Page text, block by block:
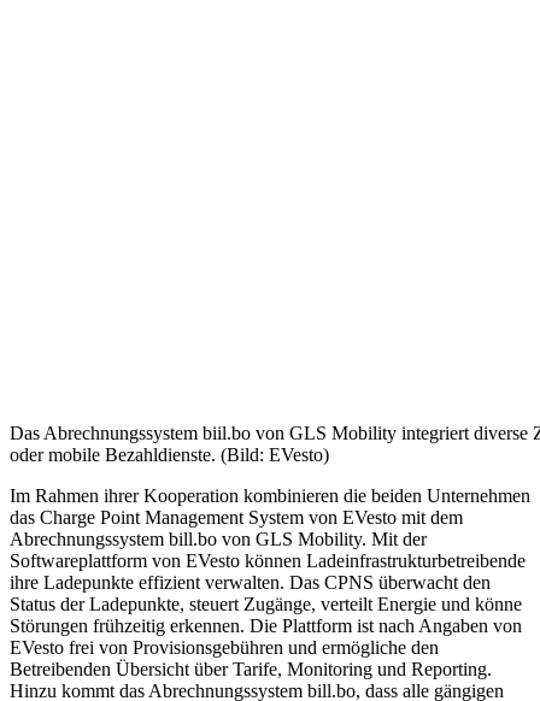
Das Abrechnungssystem biil.bo von GLS Mobility integriert diverse
oder mobile Bezahldienste. (Bild: EVesto)
Im Rahmen ihrer Kooperation kombinieren die beiden Unternehmen
das Charge Point Management System von EVesto mit dem
Abrechnungssystem bill.bo von GLS Mobility. Mit der
Softwareplattform von EVesto können Ladeinfrastrukturbetreibende
ihre Ladepunkte effizient verwalten. Das CPNS überwacht den
Status der Ladepunkte, steuert Zugänge, verteilt Energie und könne
Störungen frühzeitig erkennen. Die Plattform ist nach Angaben von
EVesto frei von Provisionsgebühren und ermögliche den
Betreibenden Übersicht über Tarife, Monitoring und Reporting.
Hinzu kommt das Abrechnungssystem bill.bo, dass alle gängigen